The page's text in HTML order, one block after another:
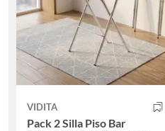
VIDITA
Pack 2 Silla Piso Bar